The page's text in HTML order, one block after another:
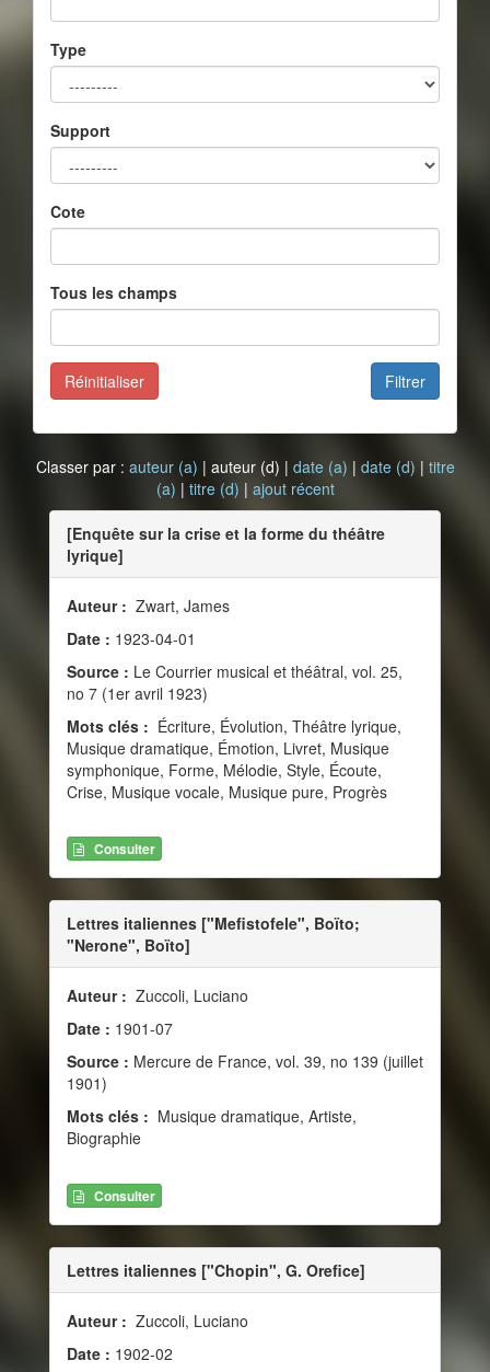
Type
Support
Cote
Tous les champs
Filtrer
Réinitialiser
Classer par : auteur (a) | auteur (d) | date (a) | date (d) | titre
(a) | titre (d) | ajout récent
[Enquête sur la crise et la forme du théâtre
lyrique]
Auteur : Zwart, James
Date : 1923-04-01
Source : Le Courrier musical et théâtral, vol. 25,
no 7 (1er avril 1923)
Mots clés : Écriture, Évolution, Théâtre lyrique,
Musique dramatique, Émotion, Livret, Musique
symphonique, Forme, Mélodie, Style, Écoute,
Crise, Musique vocale, Musique pure, Progrès
Consulter
Lettres italiennes ["Mefistofele", Boïto;
"Nerone", Boïto]
Auteur : Zuccoli, Luciano
Date : 1901-07
Source : Mercure de France, vol. 39, no 139 (juillet
1901)
Mots clés : Musique dramatique, Artiste,
Biographie
Consulter
Lettres italiennes ["Chopin", G. Orefice]
Auteur : Zuccoli, Luciano
Date : 1902-02